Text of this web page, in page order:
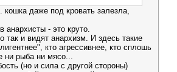
кошка даже под кровать залезла,
анархисты - это круто.
так и видят анархизм. И здесь такие
кто агрессивнее, кто сплошь
ни рыба ни мясо...
(но и сила с другой стороны)